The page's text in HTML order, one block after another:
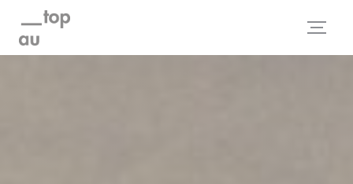
Personnalisation de vos choix en matière de cookies